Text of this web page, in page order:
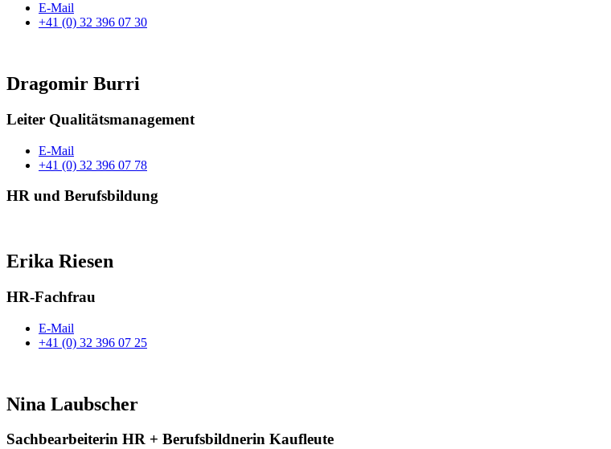
E-Mail
+41 (0) 32 396 07 30
Dragomir Burri
Leiter Qualitätsmanagement
E-Mail
+41 (0) 32 396 07 78
HR und Berufsbildung
Erika Riesen
HR-Fachfrau
E-Mail
+41 (0) 32 396 07 25
Nina Laubscher
Sachbearbeiterin HR + Berufsbildnerin Kaufleute